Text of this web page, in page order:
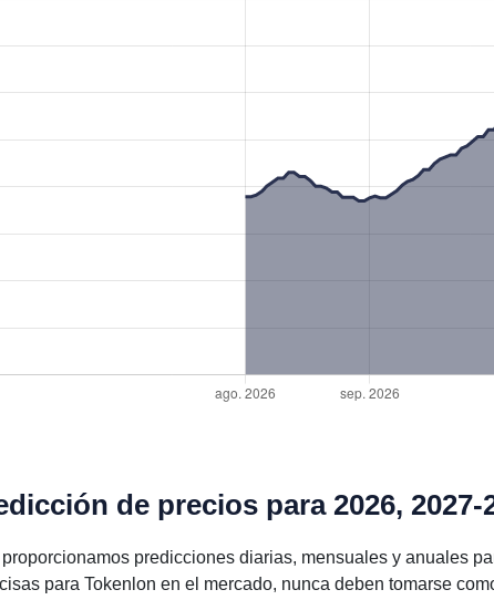
de precios para 2026, 2027-
predicciones diarias, mensuales y anuales
para Tokenlon en el mercado, nunca deben tomarse